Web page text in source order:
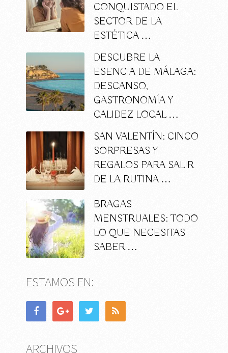
CONQUISTADO EL
SECTOR DE LA
ESTÉTICA …
DESCUBRE LA
ESENCIA DE MÁLAGA:
DESCANSO,
GASTRONOMÍA Y
CALIDEZ LOCAL …
SAN VALENTÍN: CINCO
SORPRESAS Y
REGALOS PARA SALIR
DE LA RUTINA …
BRAGAS
MENSTRUALES: TODO
LO QUE NECESITAS
SABER …
ESTAMOS EN:
ARCHIVOS